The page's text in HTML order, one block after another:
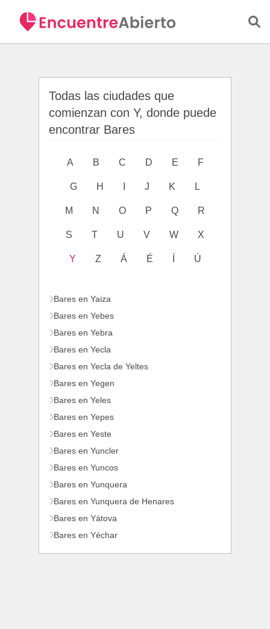
Todas las ciudades que
comienzan con Y, donde puede
encontrar Bares
A B C D E F
G H J K L
M N O P Q R
S T U V W X
Y Z Á É Ú
Bares en Yaiza
Bares en Yebes
Bares en Yebra
Bares en Yecla
Bares en Yecla de Yeltes
Bares en Yegen
Bares en Yeles
Bares en Yepes
Bares en Yeste
Bares en Yuncler
Bares en Yuncos
Bares en Yunquera
Bares en Yunquera de Henares
Bares en Yátova
Bares en Yéchar